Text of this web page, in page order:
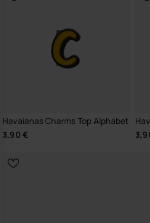
Havaianas Charms Top Alphabet
3,90 €